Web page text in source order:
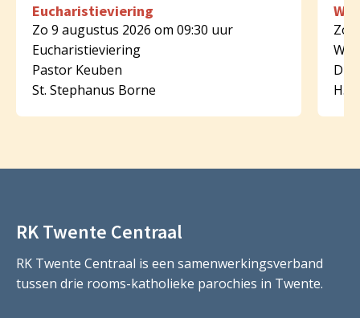
Eucharistieviering
Zo 9 augustus 2026 om 09:30 uur
Eucharistieviering
Pastor Keuben
St. Stephanus Borne
Zo
H.
RK Twente Centraal
RK Twente Centraal is een samenwerkingsverband
tussen drie rooms-katholieke parochies in Twente.